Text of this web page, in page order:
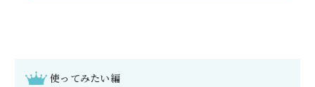
使ってみたい編